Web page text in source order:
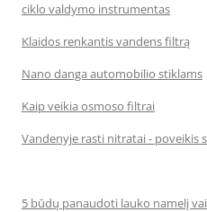
ciklo valdymo instrumentas
Klaidos renkantis vandens filtrą
Nano danga automobilio stiklams
Kaip veikia osmoso filtrai
Vandenyje rasti nitratai - poveikis
5 būdų panaudoti lauko namelį